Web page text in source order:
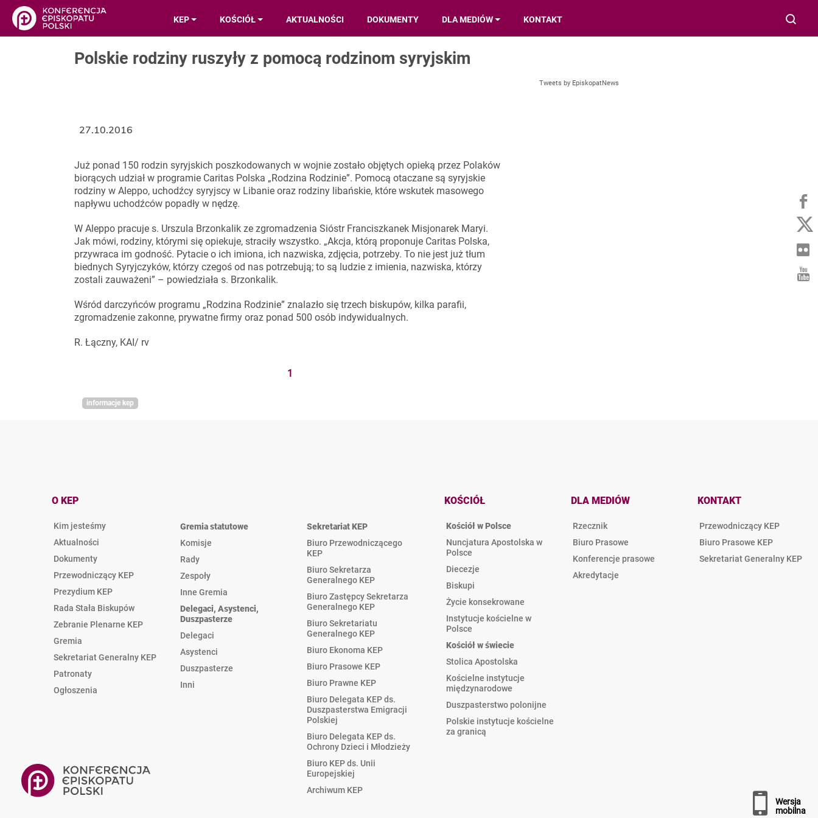
KEP KOŚCIÓŁ AKTUALNOŚCI DOKUMENTY DLA MEDIÓW KONTAKT
Polskie rodziny ruszyły z pomocą rodzinom syryjskim
Już ponad 150 rodzin syryjskich poszkodowanych w wojnie zostało objętych opieką przez Polaków
biorących udział w programie Caritas Polska „Rodzina Rodzinie”. Pomocą otaczane są syryjskie
rodziny w Aleppo, uchodźcy syryjscy w Libanie oraz rodziny libańskie, które wskutek masowego
napływu uchodźców popadły w nędzę.
W Aleppo pracuje s. Urszula Brzonkalik ze zgromadzenia Sióstr Franciszkanek Misjonarek Maryi.
Jak mówi, rodziny, którymi się opiekuje, straciły wszystko. „Akcja, którą proponuje Caritas Polska,
przywraca im godność. Pytacie o ich imiona, ich nazwiska, zdjęcia, potrzeby. To nie jest już tłum
biednych Syryjczyków, którzy czegoś od nas potrzebują; to są ludzie z imienia, nazwiska, którzy
zostali zauważeni” – powiedziała s. Brzonkalik.
Wśród darczyńców programu „Rodzina Rodzinie” znalazło się trzech biskupów, kilka parafii,
zgromadzenie zakonne, prywatne firmy oraz ponad 500 osób indywidualnych.
R. Łączny, KAI/ rv
1
27.10.2016
informacje kep
Tweets by EpiskopatNews
O KEP
Kim jesteśmy
Aktualności
Dokumenty
Przewodniczący KEP
Prezydium KEP
Rada Stała Biskupów
Zebranie Plenarne KEP
Gremia
Sekretariat Generalny KEP
Patronaty
Ogłoszenia
Gremia statutowe
Komisje
Rady
Zespoły
Inne Gremia
Delegaci, Asystenci,
Duszpasterze
Delegaci
Asystenci
Duszpasterze
Inni
Sekretariat KEP
Biuro Przewodniczącego
KEP
Biuro Sekretarza
Generalnego KEP
Biuro Zastępcy Sekretarza
Generalnego KEP
Biuro Sekretariatu
Generalnego KEP
Biuro Ekonoma KEP
Biuro Prasowe KEP
Biuro Prawne KEP
Biuro Delegata KEP ds.
Duszpasterstwa Emigracji
Polskiej
Biuro Delegata KEP ds.
Ochrony Dzieci i Młodzieży
Biuro KEP ds. Unii
Europejskiej
Archiwum KEP
KOŚCIÓŁ
Kościół w Polsce
Nuncjatura Apostolska w
Polsce
Diecezje
Biskupi
Życie konsekrowane
Instytucje kościelne w
Polsce
Kościół w świecie
Stolica Apostolska
Kościelne instytucje
międzynarodowe
Duszpasterstwo polonijne
Polskie instytucje kościelne
za granicą
DLA MEDIÓW
Rzecznik
Biuro Prasowe
Konferencje prasowe
Akredytacje
KONTAKT
Przewodniczący KEP
Biuro Prasowe KEP
Sekretariat Generalny KEP
wersja
mobilna